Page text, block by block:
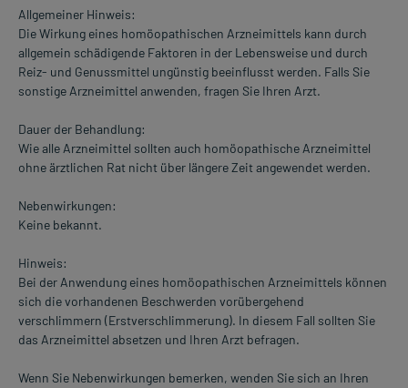
Allgemeiner Hinweis:
Die Wirkung eines homöopathischen Arzneimittels kann durch
allgemein schädigende Faktoren in der Lebensweise und durch
Reiz- und Genussmittel ungünstig beeinflusst werden. Falls Sie
sonstige Arzneimittel anwenden, fragen Sie Ihren Arzt.
Dauer der Behandlung:
Wie alle Arzneimittel sollten auch homöopathische Arzneimittel
ohne ärztlichen Rat nicht über längere Zeit angewendet werden.
Nebenwirkungen:
Keine bekannt.
Hinweis:
Bei der Anwendung eines homöopathischen Arzneimittels können
sich die vorhandenen Beschwerden vorübergehend
verschlimmern (Erstverschlimmerung). In diesem Fall sollten Sie
das Arzneimittel absetzen und Ihren Arzt befragen.
Wenn Sie Nebenwirkungen bemerken, wenden Sie sich an Ihren